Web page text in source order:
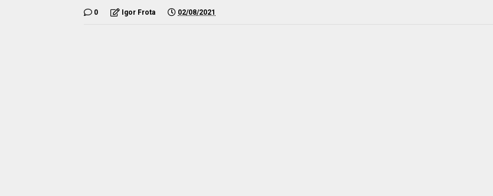
0 Igor Frota 02/08/2021